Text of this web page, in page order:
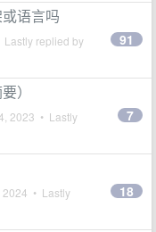
语言吗
Lastly replied by 91
）
2023 • Lastly
7
2024 • Lastly
18